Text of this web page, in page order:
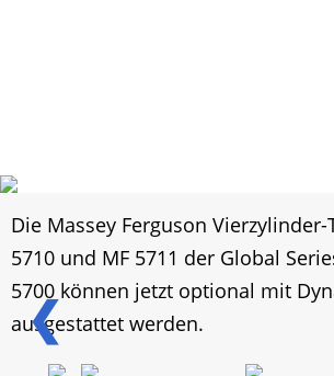
❮
Die Massey Ferguson
5710 und MF 5711 der Global
5700 können jetzt optional mit
ausgestattet werden.